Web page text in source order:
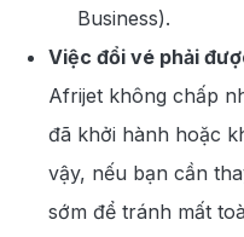
Business).
Việc đổi vé phải
Afrijet không chấp
đã khởi hành hoặc
vậy, nếu bạn cần
sớm để tránh mất